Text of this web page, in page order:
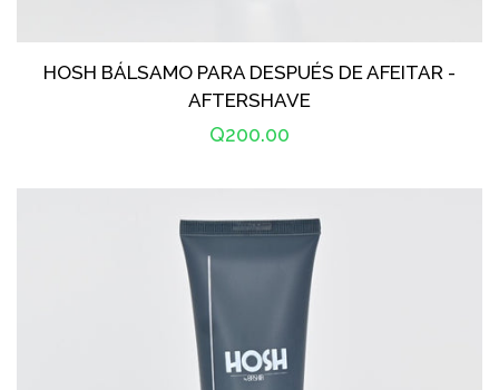
HOSH BÁLSAMO PARA DESPUÉS DE AFEITAR -
AFTERSHAVE
Precio
Q200.00